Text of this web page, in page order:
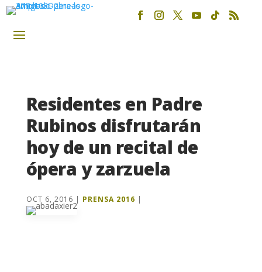
Residentes en Padre
Rubinos disfrutarán
hoy de un recital de
ópera y zarzuela
OCT 6, 2016 | PRENSA 2016 |